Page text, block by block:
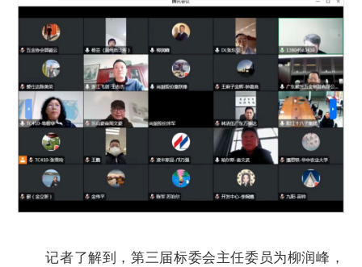
记者了解到，第三届标委会主任委员为柳润峰，